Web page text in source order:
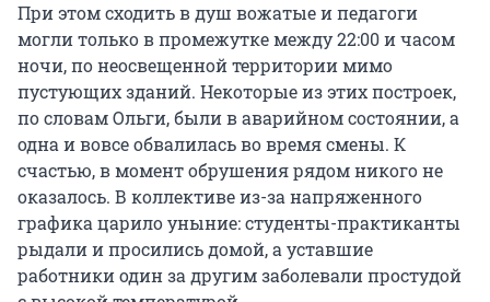
При этом сходить в душ вожатые и педагоги
могли только в промежутке между 22:00 и часом
ночи, по неосвещенной территории мимо
пустующих зданий. Некоторые из этих построек,
по словам Ольги, были в аварийном состоянии, а
одна и вовсе обвалилась во время смены. К
счастью, в момент обрушения рядом никого не
оказалось. В коллективе из-за напряженного
графика царило уныние: студенты-практиканты
рыдали и просились домой, а уставшие
работники один за другим заболевали простудой